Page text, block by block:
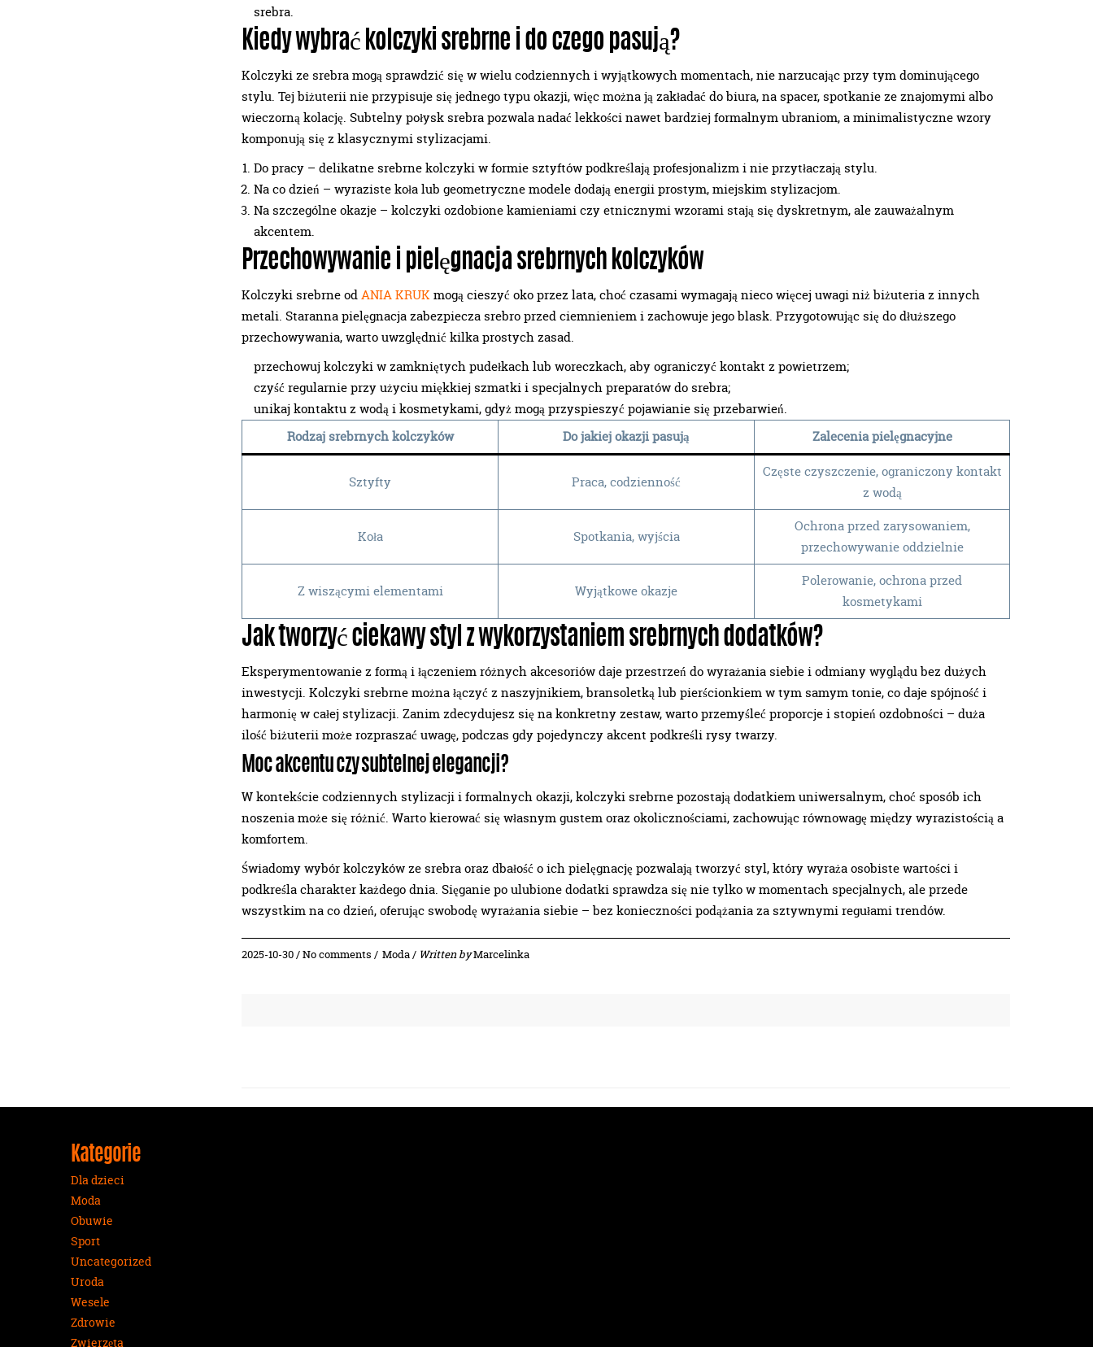
srebra.
Kiedy wybrać kolczyki srebrne i do czego pasują?
Kolczyki ze srebra mogą sprawdzić się w wielu codziennych i wyjątkowych momentach, nie narzucając przy tym dominującego
stylu. Tej biżuterii nie przypisuje się jednego typu okazji, więc można ją zakładać do biura, na spacer, spotkanie ze znajomymi albo
wieczorną kolację. Subtelny połysk srebra pozwala nadać lekkości nawet bardziej formalnym ubraniom, a minimalistyczne wzory
komponują się z klasycznymi stylizacjami.
Do pracy – delikatne srebrne kolczyki w formie sztyftów podkreślają profesjonalizm i nie przytłaczają stylu.
Na co dzień – wyraziste koła lub geometryczne modele dodają energii prostym, miejskim stylizacjom.
Na szczególne okazje – kolczyki ozdobione kamieniami czy etnicznymi wzorami stają się dyskretnym, ale zauważalnym
akcentem.
Przechowywanie i pielęgnacja srebrnych kolczyków
Kolczyki srebrne odANIA KRUKmogą cieszyć oko przez lata, choć czasami wymagają nieco więcej uwagi niż biżuteria z innych
metali. Staranna pielęgnacja zabezpiecza srebro przed ciemnieniem i zachowuje jego blask. Przygotowując się do dłuższego
przechowywania, warto uwzględnić kilka prostych zasad.
przechowuj kolczyki w zamkniętych pudełkach lub woreczkach, aby ograniczyć kontakt z powietrzem;
czyść regularnie przy użyciu miękkiej szmatki i specjalnych preparatów do srebra;
unikaj kontaktu z wodą i kosmetykami, gdyż mogą przyspieszyć pojawianie się przebarwień.
Rodzaj srebrnych kolczyków
Do jakiej okazji pasują Zalecenia pielęgnacyjne
Sztyfty Praca, codzienność
Częste czyszczenie, ograniczony kontakt
z wodą
Koła Spotkania, wyjścia
Ochrona przed zarysowaniem,
przechowywanie oddzielnie
Z wiszącymi elementami Wyjątkowe okazje
Polerowanie, ochrona przed
kosmetykami
Jak tworzyć ciekawy styl z wykorzystaniem srebrnych dodatków?
Eksperymentowanie z formą i łączeniem różnych akcesoriów daje przestrzeń do wyrażania siebie i odmiany wyglądu bez dużych
inwestycji. Kolczyki srebrne można łączyć z naszyjnikiem, bransoletką lub pierścionkiem w tym samym tonie, co daje spójność i
harmonię w całej stylizacji. Zanim zdecydujesz się na konkretny zestaw, warto przemyśleć proporcje i stopień ozdobności – duża
ilość biżuterii może rozpraszać uwagę, podczas gdy pojedynczy akcent podkreśli rysy twarzy.
Moc akcentu czy subtelnej elegancji?
W kontekście codziennych stylizacji i formalnych okazji, kolczyki srebrne pozostają dodatkiem uniwersalnym, choć sposób ich
noszenia może się różnić. Warto kierować się własnym gustem oraz okolicznościami, zachowując równowagę między wyrazistością a
komfortem.
Świadomy wybór kolczyków ze srebra oraz dbałość o ich pielęgnację pozwalają tworzyć styl, który wyraża osobiste wartości i
podkreśla charakter każdego dnia. Sięganie po ulubione dodatki sprawdza się nie tylko w momentach specjalnych, ale przede
wszystkim na co dzień, oferując swobodę wyrażania siebie – bez konieczności podążania za sztywnymi regułami trendów.
2025-10-30 / No comments / Moda/ Written byMarcelinka
Kategorie
Dla dzieci
Moda
Obuwie
Sport
Uncategorized
Uroda
Wesele
Zdrowie
Zwierzęta